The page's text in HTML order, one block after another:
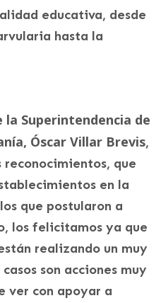
educativa, desde
hasta la
Superintendencia de
Óscar Villar Brevis,
que
en la
que postularon a
los felicitamos ya que
realizando un muy
son acciones muy
ver con apoyar a